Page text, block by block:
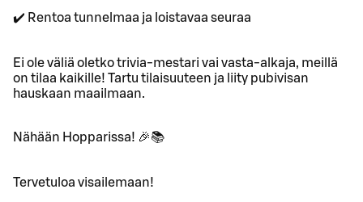
✔️ Rentoa tunnelmaa ja loistavaa seuraa
Ei ole väliä oletko trivia-mestari vai vasta-alkaja, meillä
on tilaa kaikille! Tartu tilaisuuteen ja liity pubivisan
hauskaan maailmaan.
Nähään Hopparissa! 🎉📚
Tervetuloa visailemaan!